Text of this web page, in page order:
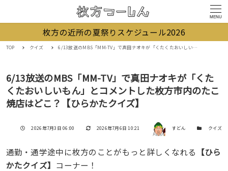
MENU
枚方の近所の夏祭りスケジュール2026
TOP クイズ 6/13放送のMBS「MM-TV」で真田ナオキが「くたくたおいしいもん」とコメントした枚方市内のたこ焼店はどこ？【ひらかたクイズ】
6/13放送のMBS「MM-TV」で真田ナオキが「くた
くたおいしいもん」とコメントした枚方市内のたこ
焼店はどこ？【ひらかたクイズ】
投稿日
2026年7月3日 06:00 更新日
2026年7月6日 10:21 著者 すどん カテゴリー
クイズ
通勤・通学途中に枚方のことがもっと詳しくなれる 【ひら
かたクイズ】 コーナー！